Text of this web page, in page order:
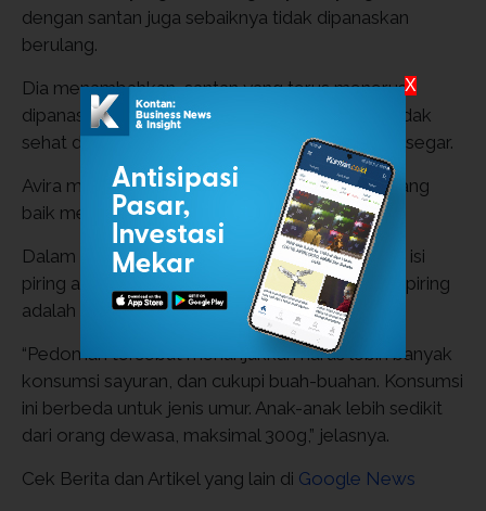
dengan santan juga sebaiknya tidak dipanaskan
berulang.
Dia menambahkan, santan yang terus menerus
dipanaskan akan mengeluarkan minyak yang tidak
sehat dibandingkan dengan santan yang masih segar.
Avira menjelaskan, konsumsi buah dan sayur yang
baik mengacu pada Pedoman Gizi Seimbang.
Dalam Pedoman Isi Piringku, 2/3 dari setengah isi
piring adalah sayuran, dan 1/3 dari setengah isi piring
adalah buah-buahan setiap makan.
“Pedoman tersebut menunjukkan harus lebih banyak
konsumsi sayuran, dan cukupi buah-buahan. Konsumsi
ini berbeda untuk jenis umur. Anak-anak lebih sedikit
dari orang dewasa, maksimal 300g,” jelasnya.
Cek Berita dan Artikel yang lain di Google News
X